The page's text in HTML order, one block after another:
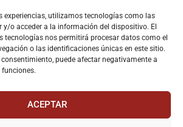
experiencias, utilizamos tecnologías como las
y/o acceder a la información del dispositivo. El
tecnologías nos permitirá procesar datos como el
o las identificaciones únicas en este sitio.
puede afectar negativamente a
ACEPTAR